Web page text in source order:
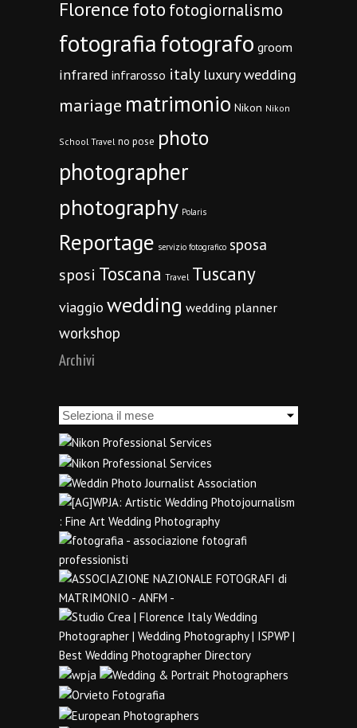
Florencefoto fotogiornalismo
fotografiafotografo groom
infrared infrarosso italy luxury wedding
mariage matrimonio Nikon Nikon
School Travel no pose photo
photographer
photography Polaris
Reportage servizio fotografico sposa
sposi Toscana Travel Tuscany
viaggio wedding wedding planner
workshop
Archivi
Archivi